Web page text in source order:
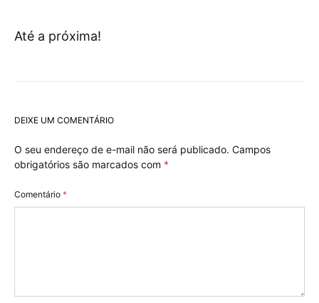
Até a próxima!
DEIXE UM COMENTÁRIO
O seu endereço de e-mail não será publicado. Campos
obrigatórios são marcados com *
Comentário *